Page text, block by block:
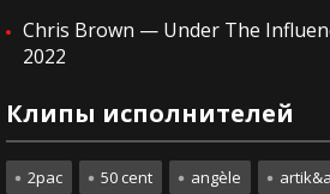
Chris Brown — Under The
2022
Клипы исполнителей
2pac 50 cent angèle